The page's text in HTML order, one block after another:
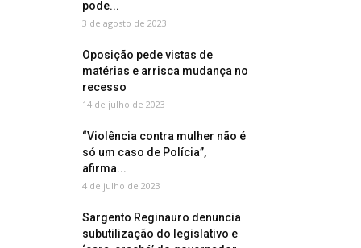
pode...
3 de agosto de 2023
Oposição pede vistas de
matérias e arrisca mudança no
recesso
14 de julho de 2023
“Violência contra mulher não é
só um caso de Polícia”,
afirma...
4 de julho de 2023
Sargento Reginauro denuncia
subutilização do legislativo e